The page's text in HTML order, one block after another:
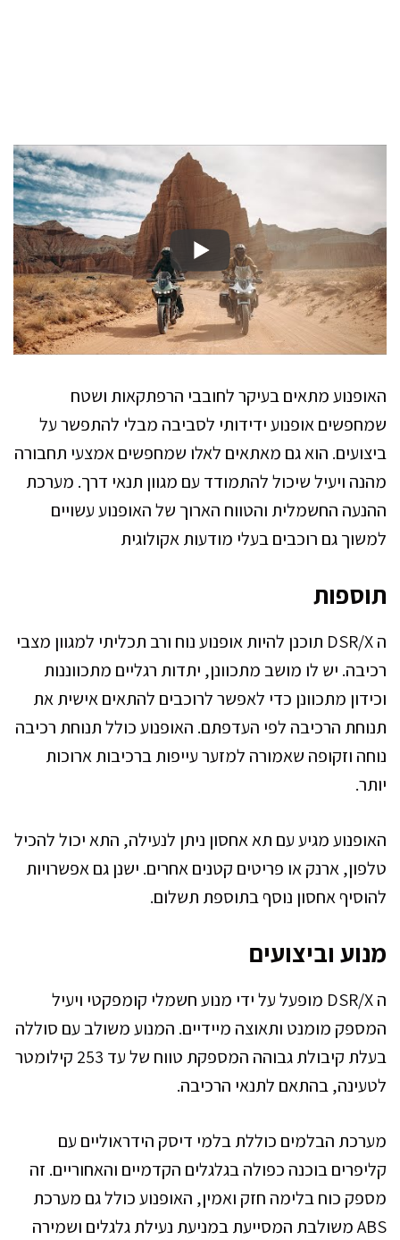
האופנוע מתאים בעיקר לחובבי הרפתקאות ושטח
שמחפשים אופנוע ידידותי לסביבה מבלי להתפשר על
ביצועים. הוא גם מאתאים לאלו שמחפשים אמצעי תחבורה
מהנה ויעיל שיכול להתמודד עם מגוון תנאי דרך. מערכת
ההנעה החשמלית והטווח הארוך של האופנוע עשויים
למשוך גם רוכבים בעלי מודעות אקולוגית
תוספות
ה DSR/X תוכנן להיות אופנוע נוח ורב תכליתי למגוון מצבי
רכיבה. יש לו מושב מתכוונן, יתדות רגליים מתכווננות
וכידון מתכוונן כדי לאפשר לרוכבים להתאים אישית את
תנוחת הרכיבה לפי העדפתם. האופנוע כולל תנוחת רכיבה
נוחה וזקופה שאמורה למזער עייפות ברכיבות ארוכות
יותר.
האופנוע מגיע עם תא אחסון ניתן לנעילה, התא יכול להכיל
טלפון, ארנק או פריטים קטנים אחרים. ישנן גם אפשרויות
להוסיף אחסון נוסף בתוספת תשלום.
מנוע וביצועים
ה DSR/X מופעל על ידי מנוע חשמלי קומפקטי ויעיל
המספק מומנט ותאוצה מיידיים. המנוע משולב עם סוללה
בעלת קיבולת גבוהה המספקת טווח של עד 253 קילומטר
לטעינה, בהתאם לתנאי הרכיבה.
מערכת הבלמים כוללת בלמי דיסק הידראוליים עם
קליפרים בוכנה כפולה בגלגלים הקדמיים והאחוריים. זה
מספק כוח בלימה חזק ואמין, האופנוע כולל גם מערכת
ABS משולבת המסייעת במניעת נעילת גלגלים ושמירה